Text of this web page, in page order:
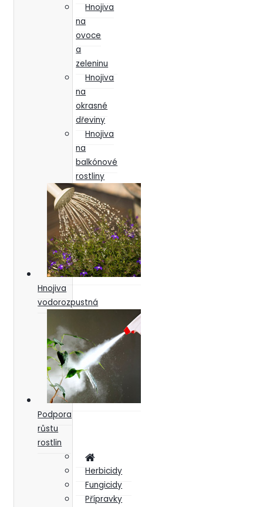
Hnojiva
na
ovoce
a
zeleninu
Hnojiva
na
okrasné
dřeviny
Hnojiva
na
balkónové
rostliny
Hnojiva
vodorozpustná
Podpora
růstu
rostlin
Herbicidy
Fungicidy
Přípravky